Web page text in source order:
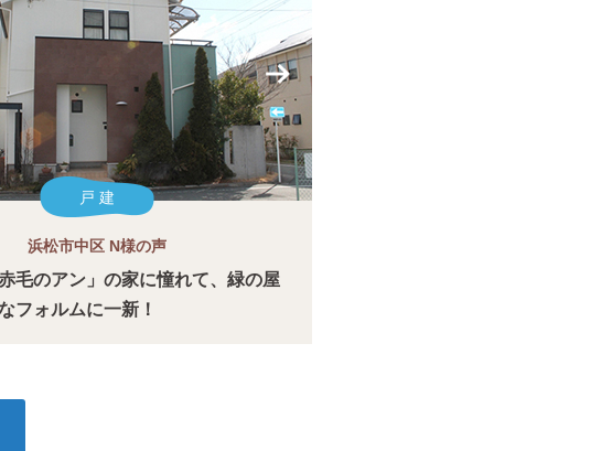
戸 建
浜松市中区 N様の声
毛のアン」の家に憧れて、緑の屋
フォルムに一新！